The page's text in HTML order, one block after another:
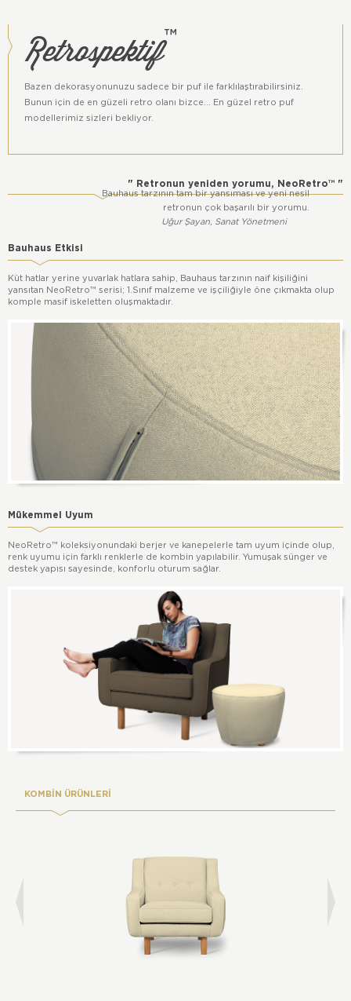
Başka'ya aittir.
Retrospektif™
Bazen dekorasyonunuzu sadece bir puf ile farklılaştırabilirsiniz.
Bunun için de en güzeli retro olanı bizce... En güzel retro puf
modellerimiz sizleri bekliyor.
" Retronun yeniden yorumu, NeoRetro™ "
Bauhaus tarzının tam bir yansıması ve yeni nesil
retronun çok başarılı bir yorumu.
Uğur Şayan, Sanat Yönetmeni
Bauhaus Etkisi
Küt hatlar yerine yuvarlak hatlara sahip, Bauhaus tarzının naif kişiliğini
yansıtan NeoRetro™ serisi; 1.Sınıf malzeme ve işçiliğiyle öne çıkmakta olup
komple masif iskeletten oluşmaktadır.
Mükemmel Uyum
NeoRetro™ koleksiyonundaki berjer ve kanepelerle tam uyum içinde olup,
renk uyumu için farklı renklerle de kombin yapılabilir. Yumuşak sünger ve
destek yapısı sayesinde, konforlu oturum sağlar.
KOMBİN ÜRÜNLERİ